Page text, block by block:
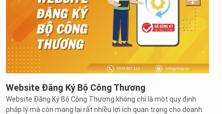
Website Đăng Ký Bộ Công Thương
Website Đăng Ký Bộ Công Thương không chỉ là một quy định
pháp lý mà còn mang lại rất nhiều lợi ích quan trọng cho doanh